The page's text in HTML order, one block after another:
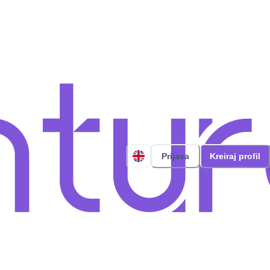
Prijava Kreiraj profil